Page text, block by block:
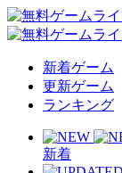
新着ゲーム
更新ゲーム
ランキング
新着